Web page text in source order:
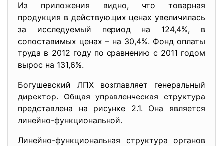
Из приложения видно, что товарная
продукция в действующих ценах увеличилась
за исследуемый период на 124,4%, в
сопоставимых ценах – на 30,4%. Фонд оплаты
труда в 2012 году по сравнению с 2011 годом
вырос на 131,6%.
Богушевский ЛПХ возглавляет генеральный
директор. Общая управленческая структура
представлена на рисунке 2.1. Она является
линейно-функциональной.
Линейно-функциональная структура органов